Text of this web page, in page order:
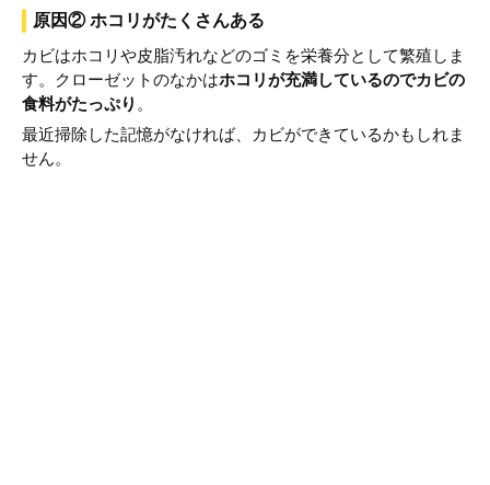
原因② ホコリがたくさんある
カビはホコリや皮脂汚れなどのゴミを栄養分として繁殖しま
す。クローゼットのなかはホコリが充満しているのでカビの
食料がたっぷり 。
最近掃除した記憶がなければ、カビができているかもしれま
せん。